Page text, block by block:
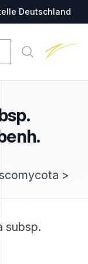
Deutschland
Suche
>
subsp.